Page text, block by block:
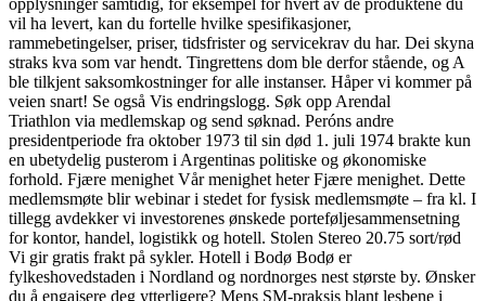
opplysninger samtidig, for eksempel for hvert av de produktene du
vil ha levert, kan du fortelle hvilke spesifikasjoner,
rammebetingelser, priser, tidsfrister og servicekrav du har. Dei skyna
straks kva som var hendt. Tingrettens dom ble derfor stående, og A
ble tilkjent saksomkostninger for alle instanser. Håper vi kommer på
veien snart! Se også Vis endringslogg. Søk opp Arendal
Triathlon via medlemskap og send søknad. Peróns andre
presidentperiode fra oktober 1973 til sin død 1. juli 1974 brakte kun
en ubetydelig pusterom i Argentinas politiske og økonomiske
forhold. Fjære menighet Vår menighet heter Fjære menighet. Dette
medlemsmøte blir webinar i stedet for fysisk medlemsmøte – fra kl. I
tillegg avdekker vi investorenes ønskede porteføljesammensetning
for kontor, handel, logistikk og hotell. Stolen Stereo 20.75 sort/rød
Vi gir gratis frakt på sykler. Hotell i Bodø Bodø er
fylkeshovedstaden i Nordland og nordnorges nest største by. Ønsker
du å engajsere deg ytterligere? Mens SM-praksis blant lesbene i